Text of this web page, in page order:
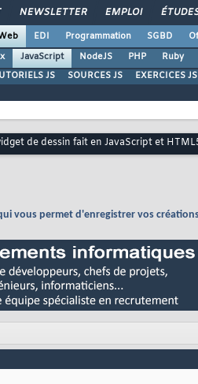
NEWSLETTER EMPLOI
EDI Programmation SGBD
JavaScript NodeJS PHP Ruby
JS SOURCES JS EXERCICES JS
de dessin fait en JavaScript et
vous permet d'enregistrer vos